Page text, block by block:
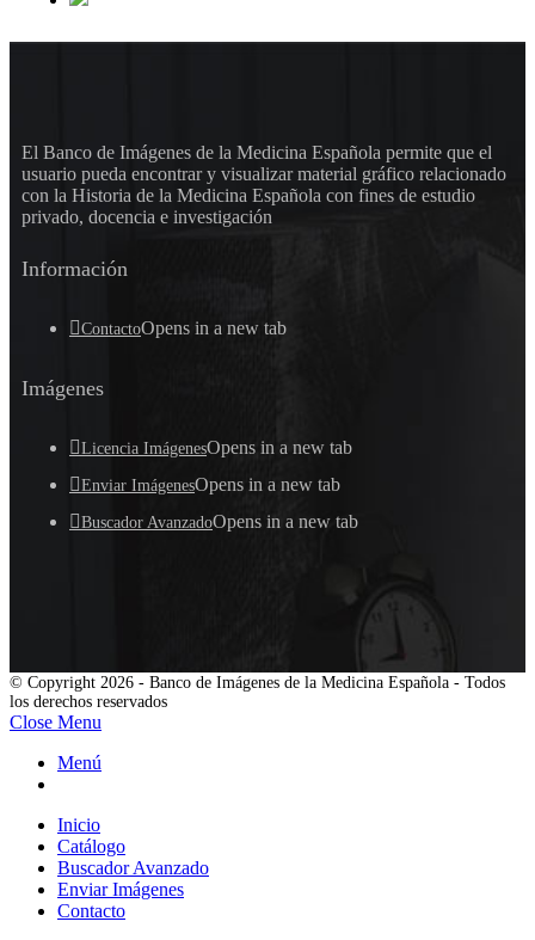
El Banco de Imágenes de la Medicina Española permite que el
usuario pueda encontrar y visualizar material gráfico relacionado
con la Historia de la Medicina Española con fines de estudio
privado, docencia e investigación
Información
ContactoOpens in a new tab
Imágenes
Licencia ImágenesOpens in a new tab
Enviar ImágenesOpens in a new tab
Buscador AvanzadoOpens in a new tab
© Copyright 2026 - Banco de Imágenes de la Medicina Española - Todos
los derechos reservados
Close Menu
Menú
Inicio
Catálogo
Buscador Avanzado
Enviar Imágenes
Contacto